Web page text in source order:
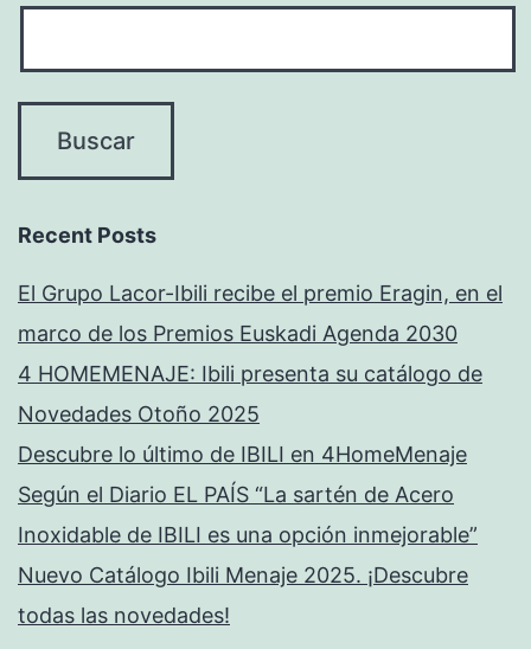
Recent Posts
El Grupo Lacor-Ibili recibe el premio Eragin, en el
marco de los Premios Euskadi Agenda 2030
4 HOMEMENAJE: Ibili presenta su catálogo de
Novedades Otoño 2025
Descubre lo último de IBILI en 4HomeMenaje
Según el Diario EL PAÍS “La sartén de Acero
Inoxidable de IBILI es una opción inmejorable”
Nuevo Catálogo Ibili Menaje 2025. ¡Descubre
todas las novedades!